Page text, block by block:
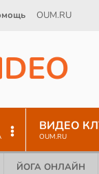
OUM.RU
DEO
ВИДЕО
OUM.RU
ЙОГА ОНЛАЙН